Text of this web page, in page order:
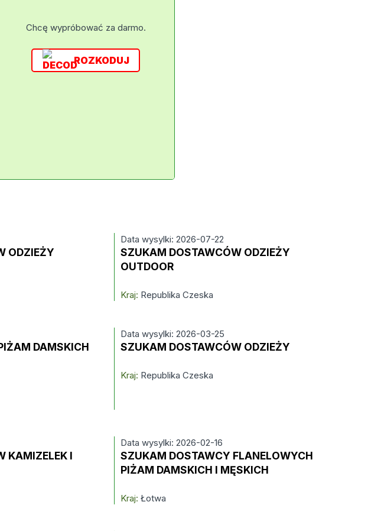
Chcę wypróbować za darmo.
ROZKODUJ
ODZIEŻY
Data wysylki: 2026-07-22
SZUKAM DOSTAWCÓW ODZIEŻY
OUTDOOR
Kraj: Republika Czeska
DAMSKICH
Data wysylki: 2026-03-25
SZUKAM DOSTAWCÓW ODZIEŻY
Kraj: Republika Czeska
KAMIZELEK I
Data wysylki: 2026-02-16
SZUKAM DOSTAWCY FLANELOWYCH
PIŻAM DAMSKICH I MĘSKICH
Kraj: Łotwa